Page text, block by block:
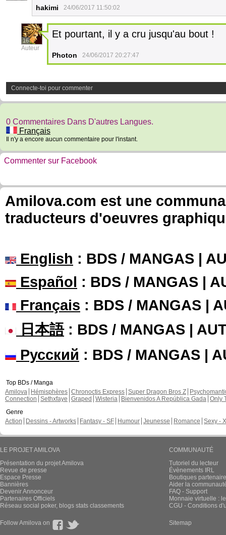
hakimi 24/06/2017 11:50:02
16
Auteur
Et pourtant, il y a cru jusqu'au bout !
Photon 24/06/2017 20:27:47
Connecte-toi pour commenter
0 Commentaires Dans D'autres Langues.
Français
Il n'y a encore aucun commentaire pour l'instant.
Commenter sur Facebook
Amilova.com est une
traducteurs d'oeuvres
English : BDS / MANGAS |
Español : BDS / MANGAS |
Français : BDS / MANGAS |
日本語: BDS / MANGAS |
Русский : BDS / MANGAS |
Top BDs / Manga
Amilova
Hémisphères Chronoctis Express Super Dragon Bros Z
Connection Sethxfaye Graped Wisteria Bienvenidos A República Gada Only
Genre
Action
Dessins - Artworks Fantasy - SF Humour Jeunesse Romance Sexy -
LE PROJET AMILOVA
Présentation du projet Amilova
Revue de presse
Espace Presse
Bannières
Devenir Annonceur
Partenaires Officiels
Réseau social poker, blogs stats classements
COMMUNAUTÉ
Tutoriel du lecteur
Évènements IRL
Boutiques
Aider la
FAQ - Support
Monnaie virtuelle :
CGU - Conditions
Follow Amilova on Sitemap